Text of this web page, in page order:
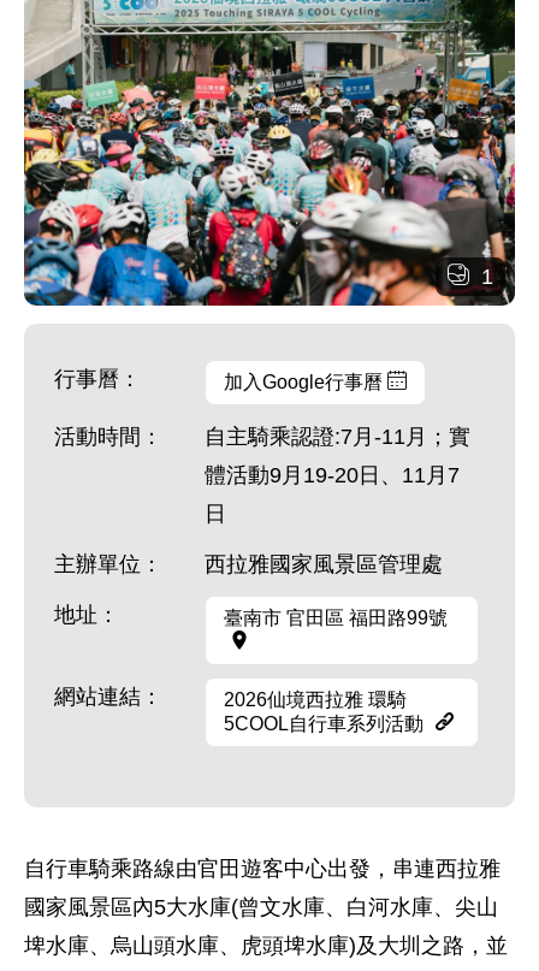
1
行事曆： 加入Google行事曆
活動時間：
自主騎乘認證:7月-11月；實
體活動9月19-20日、11月7
日
主辦單位： 西拉雅國家風景區管理處
地址： 臺南市 官田區 福田路99號
網站連結：
2026仙境西拉雅 環騎
5COOL自行車系列活動
自行車騎乘路線由官田遊客中心出發，串連西拉雅
國家風景區內5大水庫(曾文水庫、白河水庫、尖山
埤水庫、烏山頭水庫、虎頭埤水庫)及大圳之路，並